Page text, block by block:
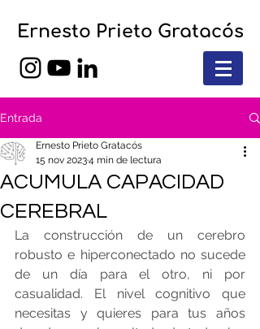
Ernesto Prieto Gratacós
Entrada
ACUMULA CAPACIDAD
CEREBRAL
Ernesto Prieto Gratacós
15 nov 20234 min de lectura
La construcción de un cerebro
robusto e hiperconectado no sucede
de un día para el otro, ni por
casualidad. El nivel cognitivo que
necesitas y quieres para tus años